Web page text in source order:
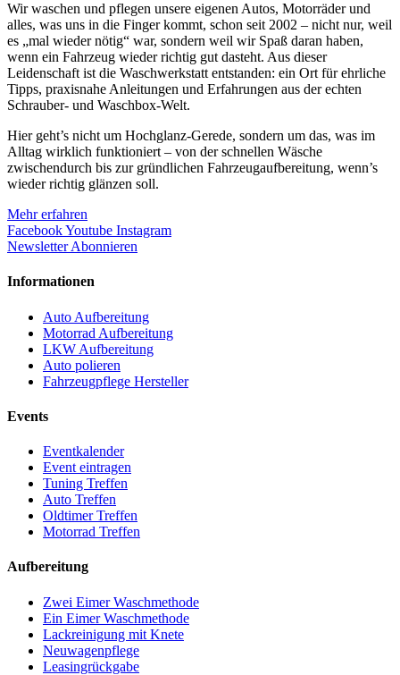
Wir waschen und pflegen unsere eigenen Autos, Motorräder und
alles, was uns in die Finger kommt, schon seit 2002 – nicht nur, weil
es „mal wieder nötig“ war, sondern weil wir Spaß daran haben,
wenn ein Fahrzeug wieder richtig gut dasteht. Aus dieser
Leidenschaft ist die Waschwerkstatt entstanden: ein Ort für ehrliche
Tipps, praxisnahe Anleitungen und Erfahrungen aus der echten
Schrauber- und Waschbox-Welt.
Hier geht’s nicht um Hochglanz-Gerede, sondern um das, was im
Alltag wirklich funktioniert – von der schnellen Wäsche
zwischendurch bis zur gründlichen Fahrzeugaufbereitung, wenn’s
wieder richtig glänzen soll.
Mehr erfahren
FacebookYoutube Instagram
Newsletter Abonnieren
Informationen
Auto Aufbereitung
Motorrad Aufbereitung
LKW Aufbereitung
Auto polieren
Fahrzeugpflege Hersteller
Events
Eventkalender
Event eintragen
Tuning Treffen
Auto Treffen
Oldtimer Treffen
Motorrad Treffen
Aufbereitung
Zwei Eimer Waschmethode
Ein Eimer Waschmethode
Lackreinigung mit Knete
Neuwagenpflege
Leasingrückgabe